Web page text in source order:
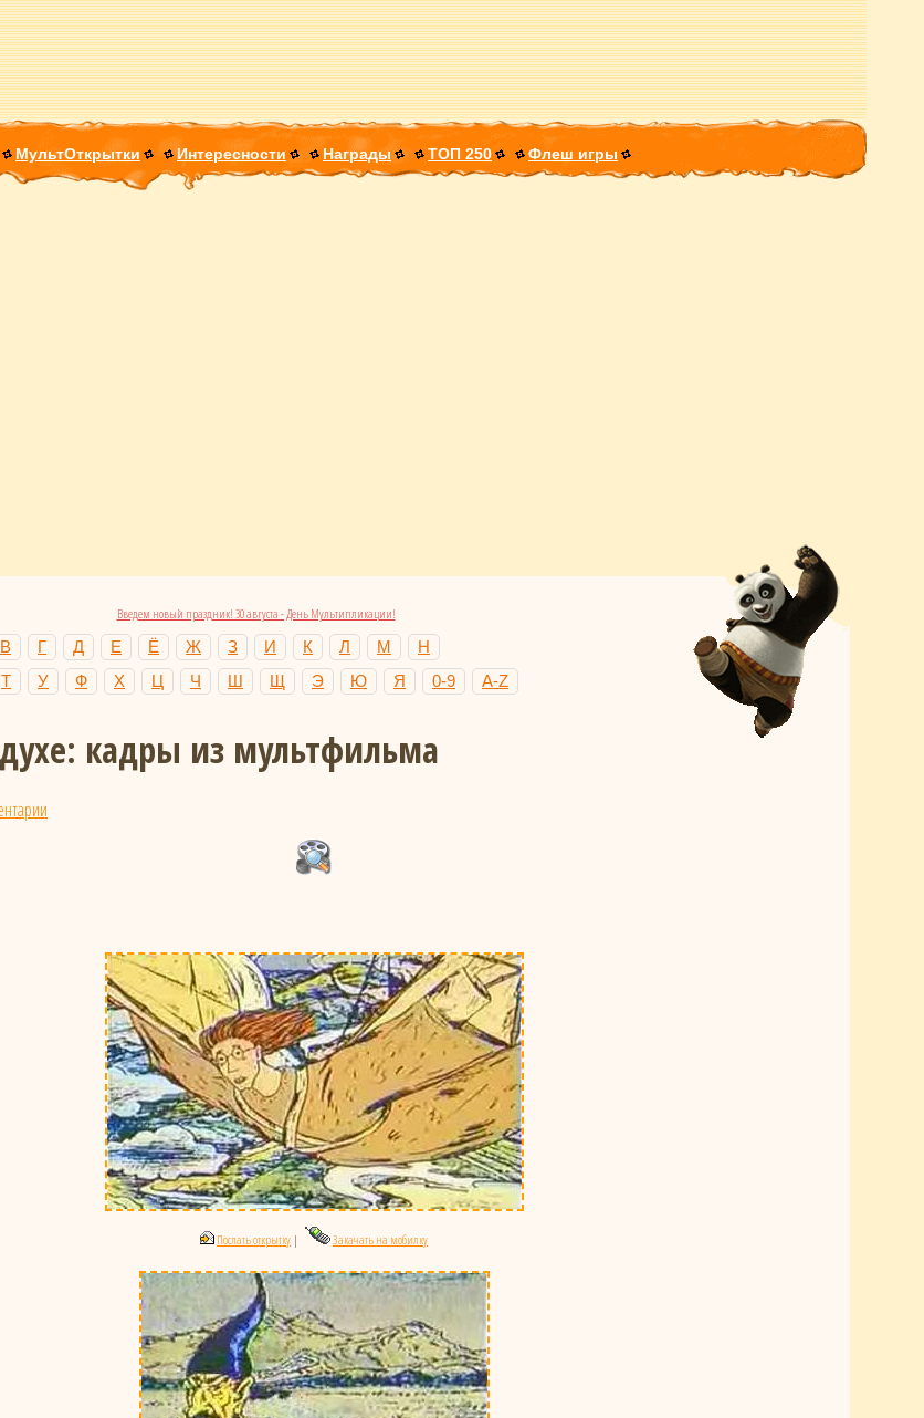
МультОткрытки Интересности Награды ТОП 250 Флеш игры
Введем новый праздник! 30 августа - День Мультипликации!
В Г Д Е Ё Ж З И К Л М
Н
Т У Ф Х Ц Ч Ш Щ Э Ю Я 0-9 A-Z
кадры из мультфильма
Послать открытку | Закачать на мобилку